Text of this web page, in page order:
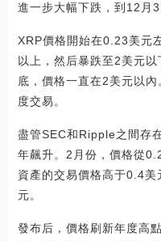
進一步大幅下跌，到12月
XRP價格開始在0.23美元
以上，然后暴跌至2美元
底，價格一直在2美元以
度交易。
盡管SEC和Ripple之間存
年飆升。2月份，價格從
資產的交易價格高于0.4
元。
發布后，價格刷新年度高